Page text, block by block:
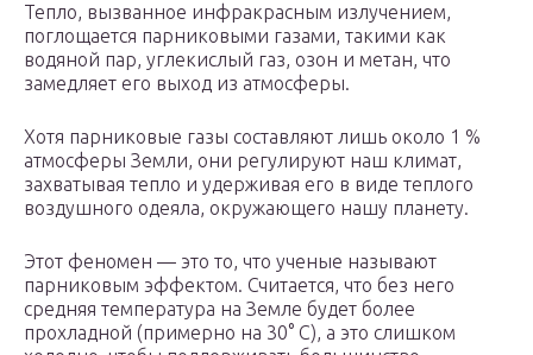
Тепло, вызванное инфракрасным излучением,
поглощается парниковыми газами, такими как
водяной пар, углекислый газ, озон и метан, что
замедляет его выход из атмосферы.
Хотя парниковые газы составляют лишь около 1 %
атмосферы Земли, они регулируют наш климат,
захватывая тепло и удерживая его в виде теплого
воздушного одеяла, окружающего нашу планету.
Этот феномен — это то, что ученые называют
парниковым эффектом. Считается, что без него
средняя температура на Земле будет более
прохладной (примерно на 30° С), а это слишком